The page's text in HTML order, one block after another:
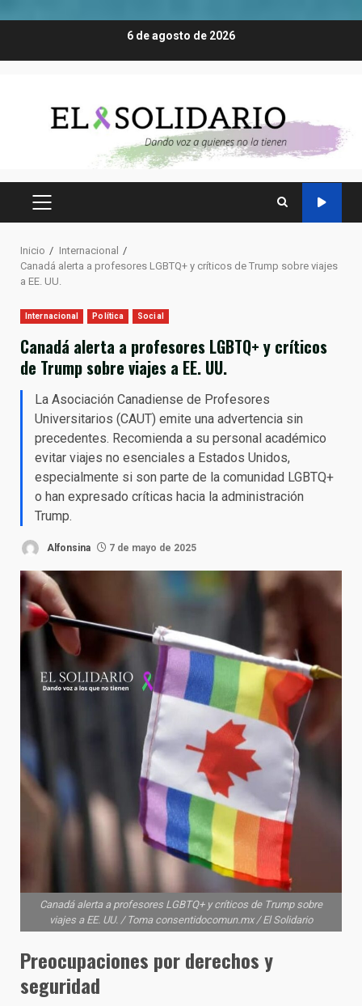
6 de agosto de 2026
MENÚ
Inicio
Internacional
Canadá alerta a profesores LGBTQ+ y críticos de Trump sobre viajes
a EE. UU.
Internacional Política Social
Canadá alerta a profesores LGBTQ+ y críticos
de Trump sobre viajes a EE. UU.
La Asociación Canadiense de Profesores
Universitarios (CAUT) emite una advertencia sin
precedentes. Recomienda a su personal académico
evitar viajes no esenciales a Estados Unidos,
especialmente si son parte de la comunidad LGBTQ+
o han expresado críticas hacia la administración
Trump.
Alfonsina 7 de mayo de 2025
Canadá alerta a profesores LGBTQ+ y críticos de Trump sobre
viajes a EE. UU. / Toma consentidocomun.mx / El Solidario
Preocupaciones por derechos y
seguridad